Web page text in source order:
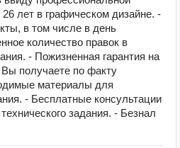
лет в графическом дизайне. -
в том числе в день
количество правок в
- Пожизненная гарантия на
получаете по факту
материалы для
- Бесплатные консультации
задания. - Безнал